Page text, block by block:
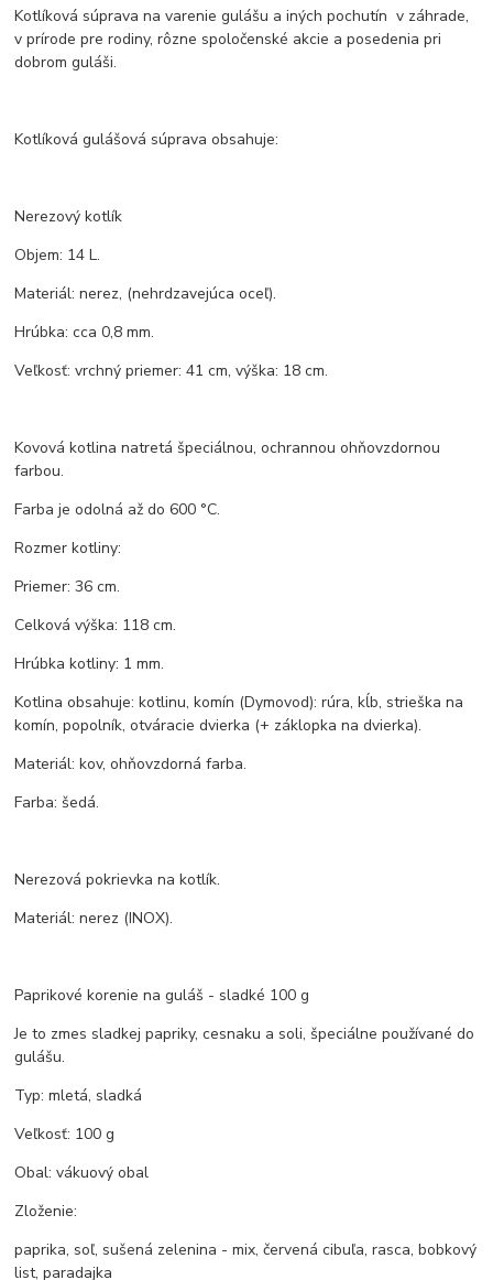
Kotlíková súprava na varenie gulášu a iných pochutín v záhrade,
v prírode pre rodiny, rôzne spoločenské akcie a posedenia pri
dobrom guláši.
Kotlíková gulášová súprava obsahuje:
Nerezový kotlík
Objem: 14 L.
Materiál: nerez, (nehrdzavejúca oceľ).
Hrúbka: cca 0,8 mm.
Veľkosť: vrchný priemer: 41 cm, výška: 18 cm.
Kovová kotlina natretá špeciálnou, ochrannou ohňovzdornou
farbou.
Farba je odolná až do 600 °C.
Rozmer kotliny:
Priemer: 36 cm.
Celková výška: 118 cm.
Hrúbka kotliny: 1 mm.
Kotlina obsahuje: kotlinu, komín (Dymovod): rúra, kĺb, strieška na
komín, popolník, otváracie dvierka (+ záklopka na dvierka).
Materiál: kov, ohňovzdorná farba.
Farba: šedá.
Nerezová pokrievka na kotlík.
Materiál: nerez (INOX).
Paprikové korenie na guláš - sladké 100 g
Je to zmes sladkej papriky, cesnaku a soli, špeciálne používané do
gulášu.
Typ: mletá, sladká
Veľkosť: 100 g
Obal: vákuový obal
Zloženie:
paprika, soľ, sušená zelenina - mix, červená cibuľa, rasca, bobkový
list, paradajka